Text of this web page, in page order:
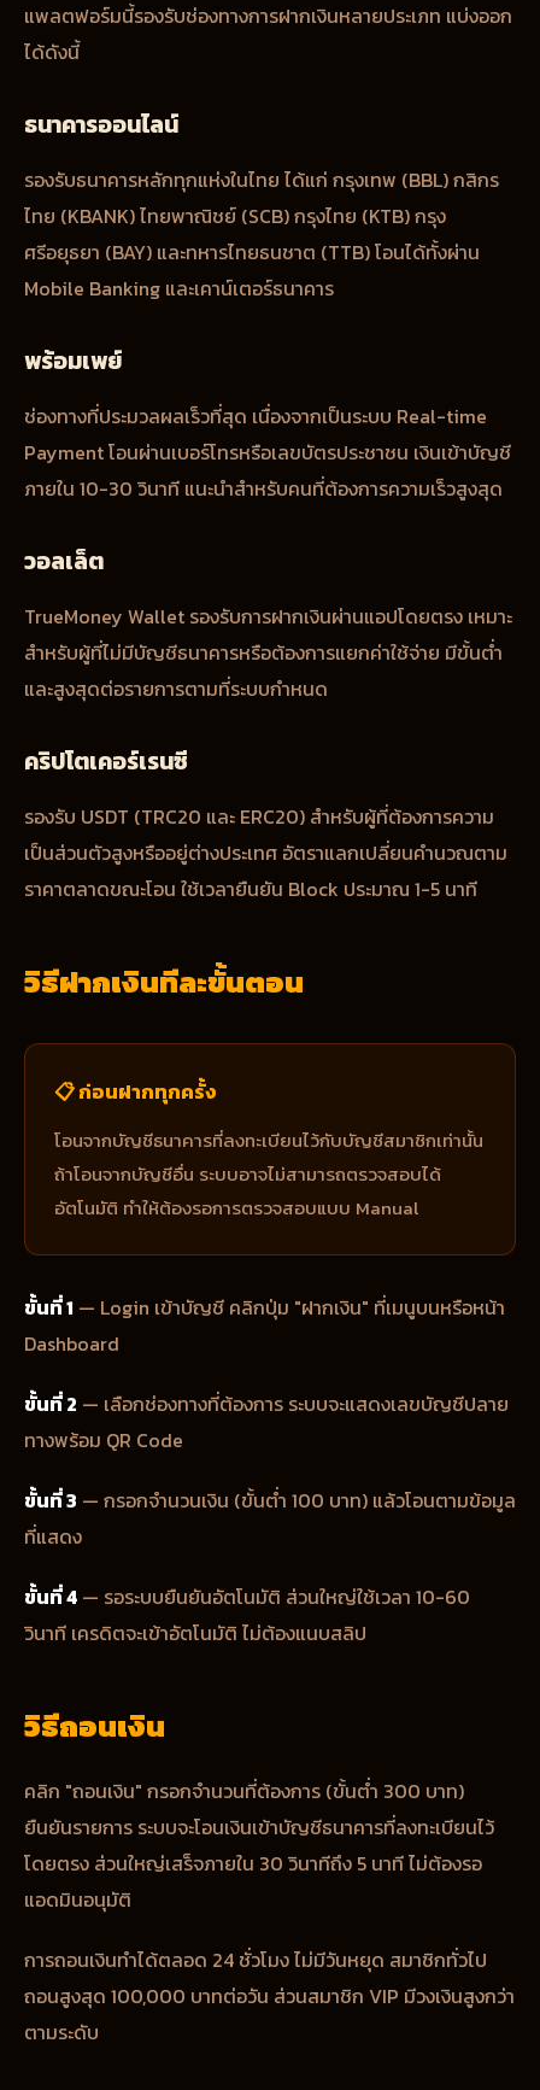
แพลตฟอร์มนี้รองรับช่องทางการฝากเงินหลายประเภท แบ่งออก
ได้ดังนี้
ธนาคารออนไลน์
รองรับธนาคารหลักทุกแห่งในไทย ได้แก่ กรุงเทพ (BBL) กสิกร
ไทย (KBANK) ไทยพาณิชย์ (SCB) กรุงไทย (KTB) กรุง
ศรีอยุธยา (BAY) และทหารไทยธนชาต (TTB) โอนได้ทั้งผ่าน
Mobile Banking และเคาน์เตอร์ธนาคาร
พร้อมเพย์
ช่องทางที่ประมวลผลเร็วที่สุด เนื่องจากเป็นระบบ Real-time
Payment โอนผ่านเบอร์โทรหรือเลขบัตรประชาชน เงินเข้าบัญชี
ภายใน 10-30 วินาที แนะนำสำหรับคนที่ต้องการความเร็วสูงสุด
วอลเล็ต
TrueMoney Wallet รองรับการฝากเงินผ่านแอปโดยตรง เหมาะ
สำหรับผู้ที่ไม่มีบัญชีธนาคารหรือต้องการแยกค่าใช้จ่าย มีขั้นต่ำ
และสูงสุดต่อรายการตามที่ระบบกำหนด
คริปโตเคอร์เรนซี
รองรับ USDT (TRC20 และ ERC20) สำหรับผู้ที่ต้องการความ
เป็นส่วนตัวสูงหรืออยู่ต่างประเทศ อัตราแลกเปลี่ยนคำนวณตาม
ราคาตลาดขณะโอน ใช้เวลายืนยัน Block ประมาณ 1-5 นาที
วิธีฝากเงินทีละขั้นตอน
📋 ก่อนฝากทุกครั้ง
โอนจากบัญชีธนาคารที่ลงทะเบียนไว้กับบัญชีสมาชิกเท่านั้น
ถ้าโอนจากบัญชีอื่น ระบบอาจไม่สามารถตรวจสอบได้
อัตโนมัติ ทำให้ต้องรอการตรวจสอบแบบ Manual
ขั้นที่ 1 — Login เข้าบัญชี คลิกปุ่ม "ฝากเงิน" ที่เมนูบนหรือหน้า
Dashboard
ขั้นที่ 2 — เลือกช่องทางที่ต้องการ ระบบจะแสดงเลขบัญชีปลาย
ทางพร้อม QR Code
ขั้นที่ 3 — กรอกจำนวนเงิน (ขั้นต่ำ 100 บาท) แล้วโอนตามข้อมูล
ที่แสดง
ขั้นที่ 4 — รอระบบยืนยันอัตโนมัติ ส่วนใหญ่ใช้เวลา 10-60
วินาที เครดิตจะเข้าอัตโนมัติ ไม่ต้องแนบสลิป
วิธีถอนเงิน
คลิก "ถอนเงิน" กรอกจำนวนที่ต้องการ (ขั้นต่ำ 300 บาท)
ยืนยันรายการ ระบบจะโอนเงินเข้าบัญชีธนาคารที่ลงทะเบียนไว้
โดยตรง ส่วนใหญ่เสร็จภายใน 30 วินาทีถึง 5 นาที ไม่ต้องรอ
แอดมินอนุมัติ
การถอนเงินทำได้ตลอด 24 ชั่วโมง ไม่มีวันหยุด สมาชิกทั่วไป
ถอนสูงสุด 100,000 บาทต่อวัน ส่วนสมาชิก VIP มีวงเงินสูงกว่า
ตามระดับ